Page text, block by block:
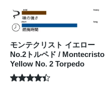
モンテクリスト イエロー
No.2トルペド / Montecristo
Yellow No. 2 Torpedo